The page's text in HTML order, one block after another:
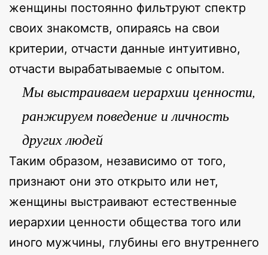
женщины постоянно фильтруют спектр
своих знакомств, опираясь на свои
критерии, отчасти данные интуитивно,
отчасти вырабатываемые с опытом.
Мы выстраиваем иерархии ценности,
ранжируем поведение и личность
других людей
Таким образом, независимо от того,
признают они это открыто или нет,
женщины выстраивают естественные
иерархии ценности общества того или
иного мужчины, глубины его внутреннего